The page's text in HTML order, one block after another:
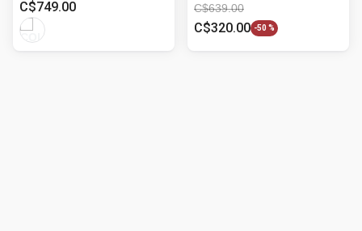
C$749.00 C$639.00
C$320.00 -50 %